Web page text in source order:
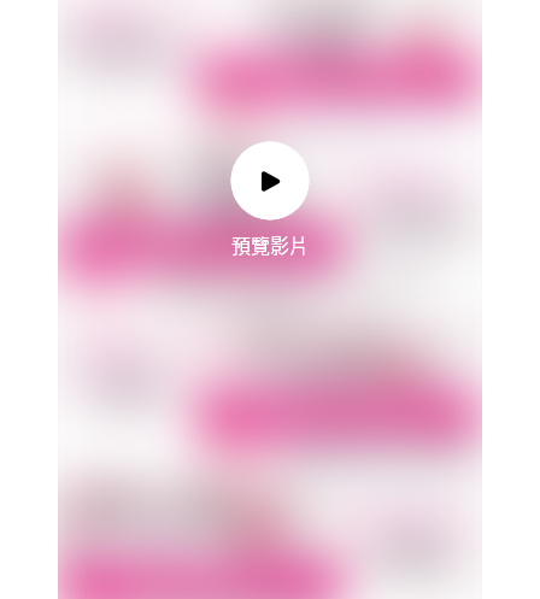
預覽影片
預覽影片